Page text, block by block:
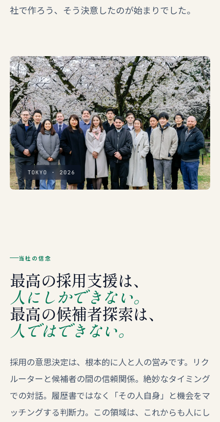
社で作ろう、そう決意したのが始まりでした。
TOKYO · 2026
当社の信念
最高の採用支援は、
人にしかできない。
最高の候補者探索は、
人ではできない。
採用の意思決定は、根本的に人と人の営みです。リク
ルーターと候補者の間の信頼関係。絶妙なタイミング
での対話。履歴書ではなく「その人自身」と機会をマ
ッチングする判断力。この領域は、これからも人にし